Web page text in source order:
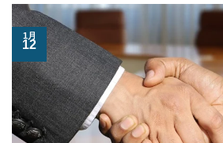
12
1月